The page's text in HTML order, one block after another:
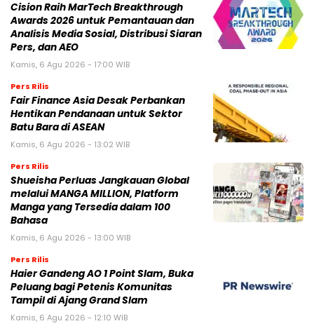
Cision Raih MarTech Breakthrough
Awards 2026 untuk Pemantauan dan
Analisis Media Sosial, Distribusi Siaran
Pers, dan AEO
Kamis, 6 Agu 2026 - 17:00 WIB
Pers Rilis
Fair Finance Asia Desak Perbankan
Hentikan Pendanaan untuk Sektor
Batu Bara di ASEAN
Kamis, 6 Agu 2026 - 13:02 WIB
Pers Rilis
Shueisha Perluas Jangkauan Global
melalui MANGA MILLION, Platform
Manga yang Tersedia dalam 100
Bahasa
Kamis, 6 Agu 2026 - 13:00 WIB
Pers Rilis
Haier Gandeng AO 1 Point Slam, Buka
Peluang bagi Petenis Komunitas
Tampil di Ajang Grand Slam
Kamis, 6 Agu 2026 - 12:10 WIB